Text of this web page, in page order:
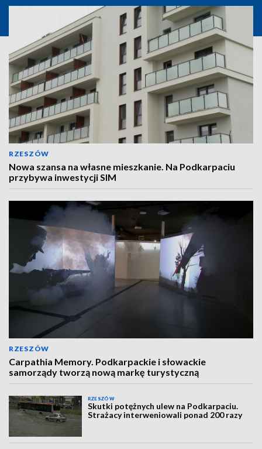
RZESZÓW
Nowa szansa na własne mieszkanie. Na Podkarpaciu
przybywa inwestycji SIM
RZESZÓW
Carpathia Memory. Podkarpackie i słowackie
samorządy tworzą nową markę turystyczną
RZESZÓW
Skutki potężnych ulew na Podkarpaciu.
Strażacy interweniowali ponad 200 razy